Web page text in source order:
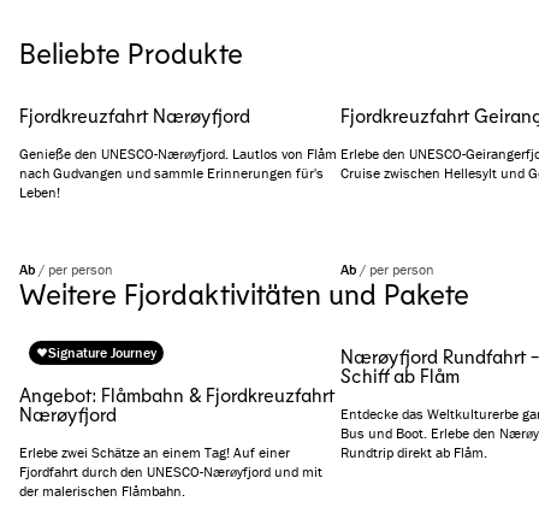
Beliebte Produkte
Fjordkreuzfahrt Nærøyfjord
Genieße den UNESCO-Nærøyfjord. Lautlos von Flåm
nach Gudvangen und sammle Erinnerungen für's
Leben!
Ab / per person
Fjordkreuzfahrt
Erlebe den UNESCO-
Cruise zwischen Hellesylt und
Ab / per person
Weitere Fjordaktivitäten und Pakete
Signature Journey
Angebot: Flåmbahn & Fjordkreuzfahrt
Nærøyfjord
Erlebe zwei Schätze an einem Tag! Auf einer
Fjordfahrt durch den UNESCO-Nærøyfjord und mit
der malerischen Flåmbahn.
Nærøyfjord Rundfahrt
Schiff ab Flåm
Entdecke das Weltkulturerbe
Bus und Boot. Erlebe den
Rundtrip direkt ab Flåm.